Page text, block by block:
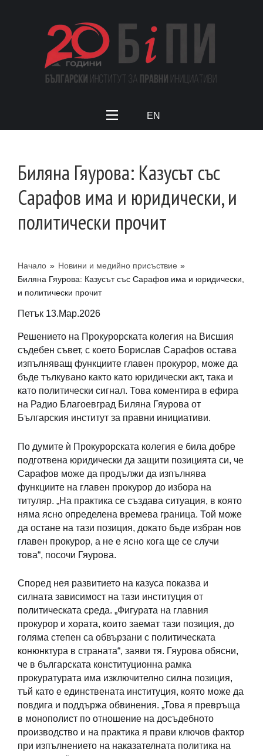
EN
Биляна Гяурова: Казусът със
Сарафов има и юридически, и
политически прочит
Начало » Новини и медийно присъствие »
Биляна Гяурова: Казусът със Сарафов има и юридически,
и политически прочит
Петък 13.Мар.2026
Решението на Прокурорската колегия на Висшия
съдебен съвет, с което Борислав Сарафов остава
изпълняващ функциите главен прокурор, може да
бъде тълкувано както като юридически акт, така и
като политически сигнал. Това коментира в ефира
на Радио Благоевград Биляна Гяурова от
Българския институт за правни инициативи.
По думите ѝ Прокурорската колегия е била добре
подготвена юридически да защити позицията си, че
Сарафов може да продължи да изпълнява
функциите на главен прокурор до избора на
титуляр. „На практика се създава ситуация, в която
няма ясно определена времева граница. Той може
да остане на тази позиция, докато бъде избран нов
главен прокурор, а не е ясно кога ще се случи
това“, посочи Гяурова.
Според нея развитието на казуса показва и
силната зависимост на тази институция от
политическата среда. „Фигурата на главния
прокурор и хората, които заемат тази позиция, до
голяма степен са обвързани с политическата
конюнктура в страната“, заяви тя. Гяурова обясни,
че в българската конституционна рамка
прокуратурата има изключително силна позиция,
тъй като е единствената институция, която може да
повдига и поддържа обвинения. „Това я превръща
в монополист по отношение на досъдебното
производство и на практика я прави ключов фактор
при изпълнението на наказателната политика на